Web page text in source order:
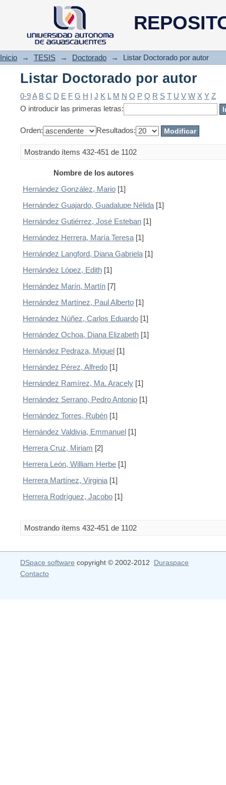
Listar Doctorado por autor
Inicio → TESIS → Doctorado → Listar Doctorado por autor
Listar Doctorado por autor
0-9A B C D E F G H I J K L M N O P Q R S T U V W X Y Z
O introducir las primeras letras:
Orden: Resultados:
Mostrando ítems 432-451 de 1102
Nombre de los autores
Hernández González, Mario [1]
Hernández Guajardo, Guadalupe Nélida [1]
Hernández Gutiérrez, José Esteban [1]
Hernández Herrera, María Teresa [1]
Hernández Langford, Diana Gabriela [1]
Hernández López, Edith [1]
Hernández Marín, Martín [7]
Hernández Martínez, Paul Alberto [1]
Hernández Núñez, Carlos Eduardo [1]
Hernández Ochoa, Diana Elizabeth [1]
Hernández Pedraza, Miguel [1]
Hernández Pérez, Alfredo [1]
Hernández Ramírez, Ma. Aracely [1]
Hernández Serrano, Pedro Antonio [1]
Hernández Torres, Rubén [1]
Hernández Valdivia, Emmanuel [1]
Herrera Cruz, Miriam [2]
Herrera León, William Herbe [1]
Herrera Martínez, Virginia [1]
Herrera Rodríguez, Jacobo [1]
Mostrando ítems 432-451 de 1102
DSpace software copyright © 2002-2012 Duraspace
Contacto